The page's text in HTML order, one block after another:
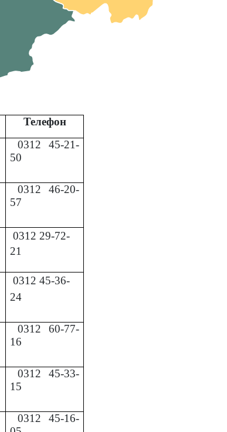
Телефон
0312 45-21-
50
0312 46-20-
57
0312 29-72-
21
031245-36-
24
0312 60-77-
16
0312 45-33-
15
0312 45-16-